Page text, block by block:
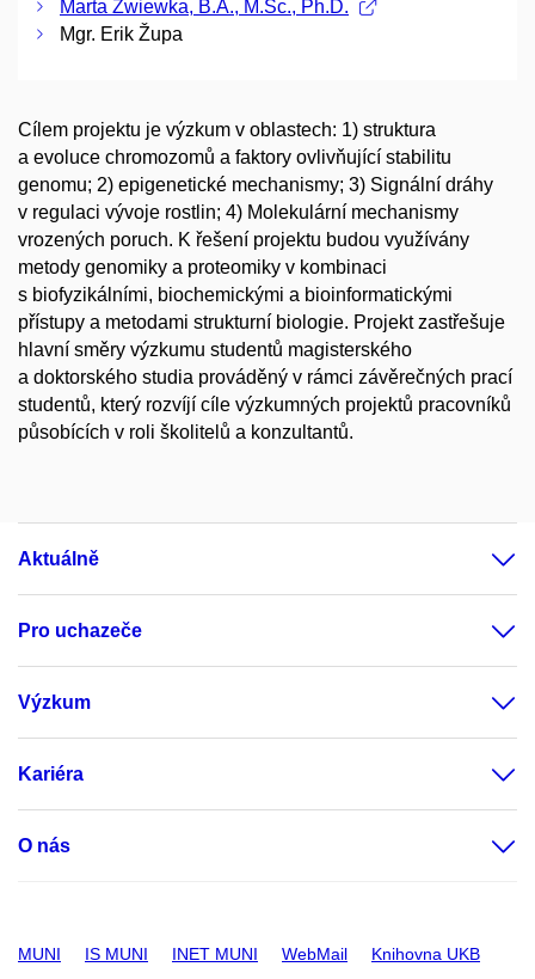
Marta Zwiewka, B.A., M.Sc., Ph.D.
Mgr. Erik Župa
Cílem projektu je výzkum v oblastech: 1) struktura
a evoluce chromozomů a faktory ovlivňující stabilitu
genomu; 2) epigenetické mechanismy; 3) Signální dráhy
v regulaci vývoje rostlin; 4) Molekulární mechanismy
vrozených poruch. K řešení projektu budou využívány
metody genomiky a proteomiky v kombinaci
s biofyzikálními, biochemickými a bioinformatickými
přístupy a metodami strukturní biologie. Projekt zastřešuje
hlavní směry výzkumu studentů magisterského
a doktorského studia prováděný v rámci závěrečných prací
studentů, který rozvíjí cíle výzkumných projektů pracovníků
působících v roli školitelů a konzultantů.
Aktuálně
Pro uchazeče
Výzkum
Kariéra
O nás
MUNI IS MUNI INET MUNI WebMail Knihovna UKB